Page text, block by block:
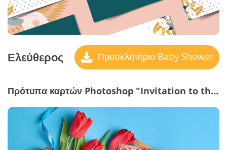
Ελεύθερος Προσκλητήριο Baby Shower
Πρότυπα καρτών Photoshop "Invitation to the